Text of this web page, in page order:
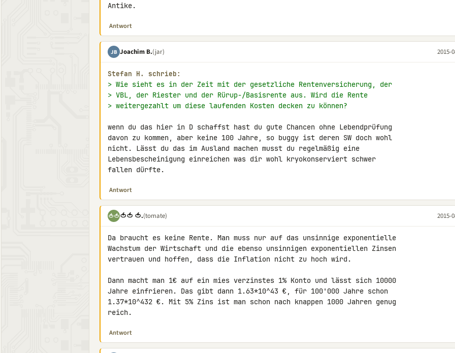
Antike.
Antwort
JB Joachim B.(jar) 2015-
Stefan H. schrieb:
> Wie sieht es in der Zeit mit der gesetzliche Rentenversicherung, der
> VBL, der Riester und der Rürup-/Basisrente aus. Wird die Rente
> weitergezahlt um diese laufenden Kosten decken zu können?
wenn du das hier in D schaffst hast du gute Chancen ohne Lebendprüfung
davon zu kommen, aber keine 100 Jahre, so buggy ist deren SW doch wohl
nicht. Lässt du das im Ausland machen musst du regelmäßig eine
Lebensbescheinigung einreichen was dir wohl kryokonserviert schwer
fallen dürfte.
Antwort
🍅🍅🍅🍅 🍅.(tomate) 2015-
Da braucht es keine Rente. Man muss nur auf das unsinnige exponentielle
Wachstum der Wirtschaft und die ebenso unsinnigen exponentiellen Zinsen
vertrauen und hoffen, dass die Inflation nicht zu hoch wird.
Dann macht man 1€ auf ein mies verzinstes 1% Konto und lässt sich 10000
Jahre einfrieren. Das gibt dann 1.63*10^43 €, für 100'000 Jahre schon
1.37*10^432 €. Mit 5% Zins ist man schon nach knappen 1000 Jahren genug
reich.
Antwort